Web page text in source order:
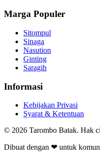
Marga Populer
Sitompul
Sinaga
Nasution
Ginting
Saragih
Informasi
Kebijakan Privasi
Syarat & Ketentuan
© 2026 Tarombo Batak. Hak
Dibuat dengan ❤ untuk